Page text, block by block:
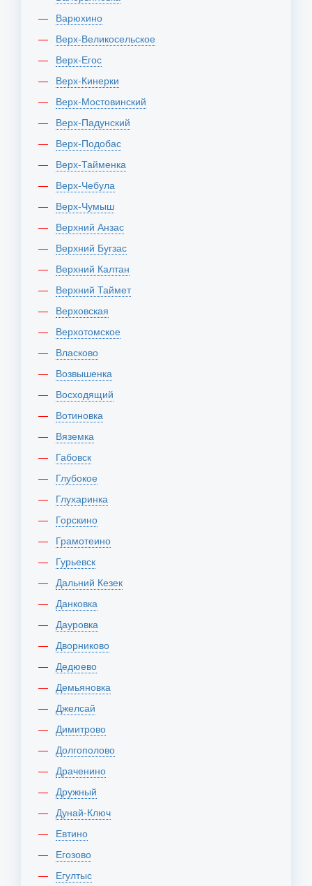
Варюхино
Верх-Великосельское
Верх-Егос
Верх-Кинерки
Верх-Мостовинский
Верх-Падунский
Верх-Подобас
Верх-Тайменка
Верх-Чебула
Верх-Чумыш
Верхний Анзас
Верхний Бугзас
Верхний Калтан
Верхний Таймет
Верховская
Верхотомское
Власково
Возвышенка
Восходящий
Вотиновка
Вяземка
Габовск
Глубокое
Глухаринка
Горскино
Грамотеино
Гурьевск
Дальний Кезек
Данковка
Дауровка
Дворниково
Дедюево
Демьяновка
Джелсай
Димитрово
Долгополово
Драченино
Дружный
Дунай-Ключ
Евтино
Егозово
Егултыс